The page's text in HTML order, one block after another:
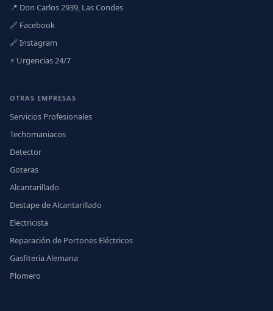
📍 Don Carlos 2939, Las Condes
🔗 Facebook
🔗 Instagram
⚡ Urgencias 24/7
OTRAS EMPRESAS
Servicios Profesionales
Techomaniacos
Detector
Goteras
Alcantarillado
Destape de Alcantarillado
Electricista
Reparación de Portones Eléctricos
Gasfitería Alemana
Plomero